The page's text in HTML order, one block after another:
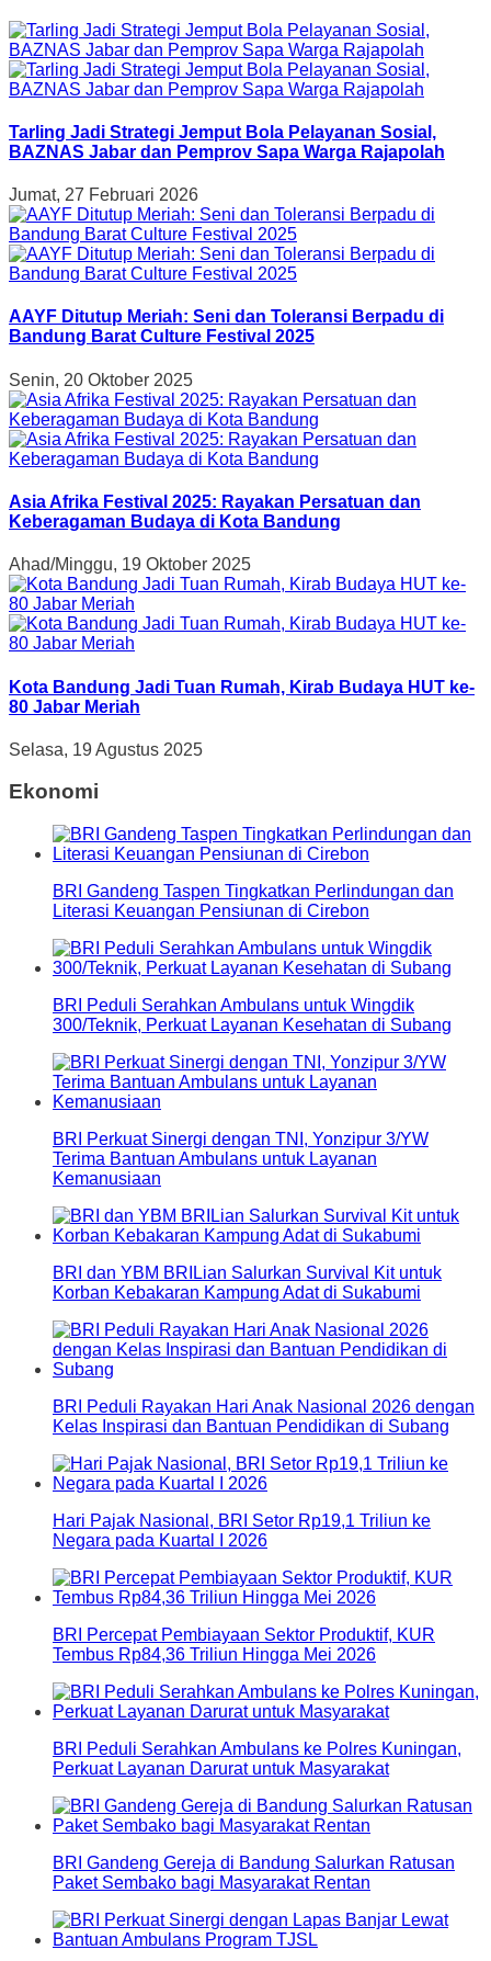
Tarling Jadi Strategi Jemput Bola Pelayanan Sosial,
BAZNAS Jabar dan Pemprov Sapa Warga Rajapolah
Jumat, 27 Februari 2026
AAYF Ditutup Meriah: Seni dan Toleransi Berpadu di
Bandung Barat Culture Festival 2025
Senin, 20 Oktober 2025
Asia Afrika Festival 2025: Rayakan Persatuan dan
Keberagaman Budaya di Kota Bandung
Ahad/Minggu, 19 Oktober 2025
Kota Bandung Jadi Tuan Rumah, Kirab Budaya HUT ke-
80 Jabar Meriah
Selasa, 19 Agustus 2025
Ekonomi
BRI Gandeng Taspen Tingkatkan Perlindungan dan
Literasi Keuangan Pensiunan di Cirebon
BRI Peduli Serahkan Ambulans untuk Wingdik
300/Teknik, Perkuat Layanan Kesehatan di Subang
BRI Perkuat Sinergi dengan TNI, Yonzipur 3/YW
Terima Bantuan Ambulans untuk Layanan
Kemanusiaan
BRI dan YBM BRILian Salurkan Survival Kit untuk
Korban Kebakaran Kampung Adat di Sukabumi
BRI Peduli Rayakan Hari Anak Nasional 2026 dengan
Kelas Inspirasi dan Bantuan Pendidikan di Subang
Hari Pajak Nasional, BRI Setor Rp19,1 Triliun ke
Negara pada Kuartal I 2026
BRI Percepat Pembiayaan Sektor Produktif, KUR
Tembus Rp84,36 Triliun Hingga Mei 2026
BRI Peduli Serahkan Ambulans ke Polres Kuningan,
Perkuat Layanan Darurat untuk Masyarakat
BRI Gandeng Gereja di Bandung Salurkan Ratusan
Paket Sembako bagi Masyarakat Rentan